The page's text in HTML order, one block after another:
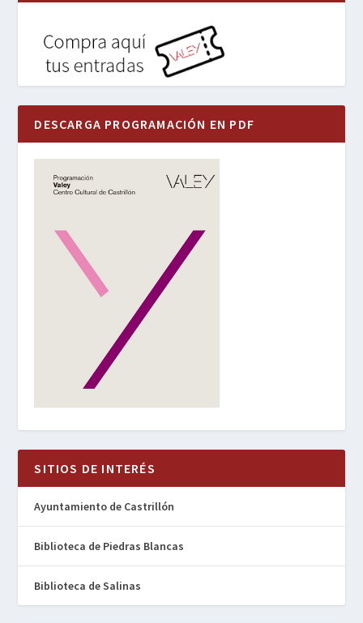
DESCARGA PROGRAMACIÓN EN PDF
SITIOS DE INTERÉS
Ayuntamiento de Castrillón
Biblioteca de Piedras Blancas
Biblioteca de Salinas